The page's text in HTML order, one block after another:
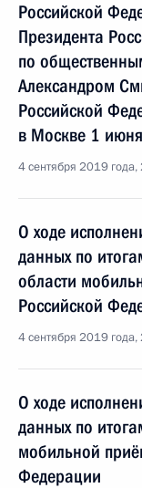
Российской
Президента
по
Александром
Российской
в Москве 1
4 сентября 2019
О ходе
данных по
области
Российской
4 сентября 2019
О ходе
данных по
мобильной
Федерации